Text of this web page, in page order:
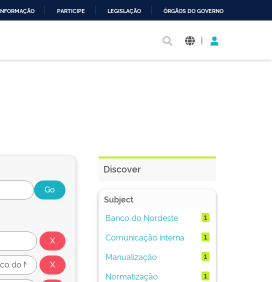
PARTICIPE LEGISLAÇÃO ÓRGÃOS DO GOVERNO
|
Discover
Subject
Banco do Nordeste
1
Comunicação interna 1
Manualização 1
Normatização 1